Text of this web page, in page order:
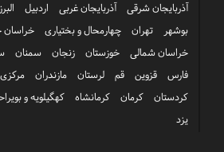
آذربایجان شرقی آذربایجان غربی اردبیل البرز
بوشهر
تهران چهارمحال و بختیاری خراسان
خراسان شمالی
خوزستان زنجان سمنان
فارس
قزوین قم لرستان مازندران مرکزی
کردستان
کرمان کرمانشاه کهگیلویه و
یزد